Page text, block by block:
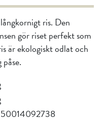
ris. Den
gör riset perfekt som
är ekologiskt odlat och